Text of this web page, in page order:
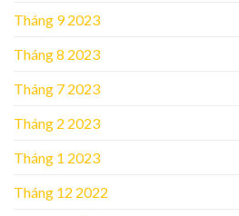
Tháng 9 2023
Tháng 8 2023
Tháng 7 2023
Tháng 2 2023
Tháng 1 2023
Tháng 12 2022